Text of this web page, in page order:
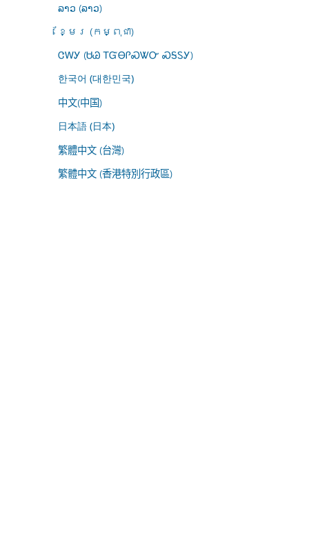
ລາວ (ລາວ)
ខ្មែរ (កម្ពុជា)
ᏣᎳᎩ (ᏌᏊ ᎢᏳᎾᎵᏍᏔᏅ ᏍᎦᏚᎩ)
한국어 (대한민국)
中文(中国)
日本語 (日本)
繁體中文 (台灣)
繁體中文 (香港特別行政區)